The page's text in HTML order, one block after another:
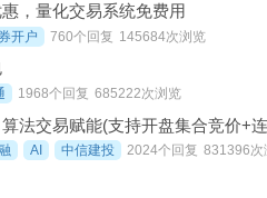
，量化交易系统免费用
开户 760个回复 145684次浏览
1968个回复 685222次浏览
AI 中信建投 2024个回复 831396次